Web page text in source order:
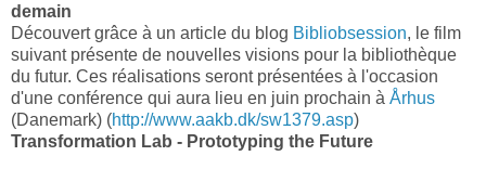
demain
Découvert grâce à un article du blog Bibliobsession, le film
suivant présente de nouvelles visions pour la bibliothèque
du futur. Ces réalisations seront présentées à l'occasion
d'une conférence qui aura lieu en juin prochain à Århus
(Danemark) (http://www.aakb.dk/sw1379.asp)
Transformation Lab - Prototyping the Future